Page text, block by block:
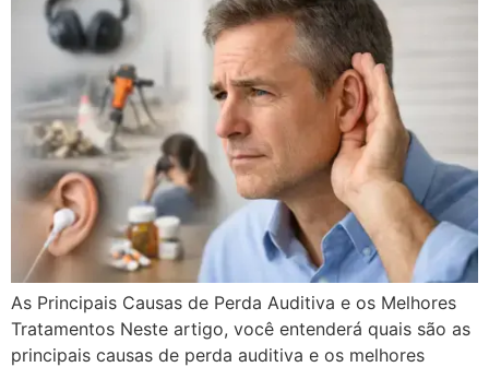
As Principais Causas de Perda Auditiva e os Melhores
Tratamentos Neste artigo, você entenderá quais são as
principais causas de perda auditiva e os melhores